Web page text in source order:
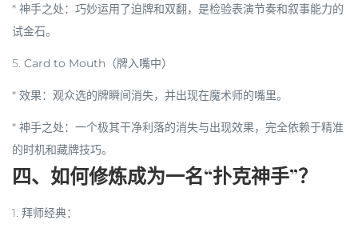
* 神手之处：巧妙运用了迫牌和双翻，是检验表演节奏和叙事能力的
试金石。
5. Card to Mouth（牌入嘴中）
* 效果：观众选的牌瞬间消失，并出现在魔术师的嘴里。
* 神手之处：一个极其干净利落的消失与出现效果，完全依赖于精准
的时机和藏牌技巧。
四、如何修炼成为一名“扑克神手”？
1. 拜师经典：